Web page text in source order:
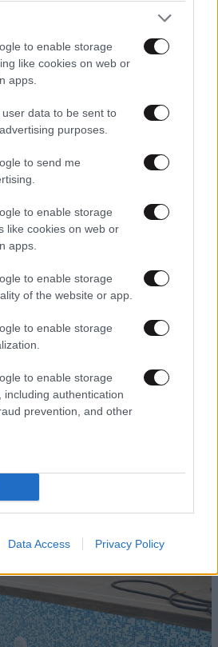
to enable storage
like cookies on web or
apps.
data to be sent to
purposes.
to send me
to enable storage
like cookies on web or
apps.
to enable storage
of the website or app.
to enable storage
to enable storage
including authentication
prevention, and other
Data Access Privacy Policy
ΑΠΟ ΤΗΝ
με AI τη φωνή
το παιδί να τους δώσει